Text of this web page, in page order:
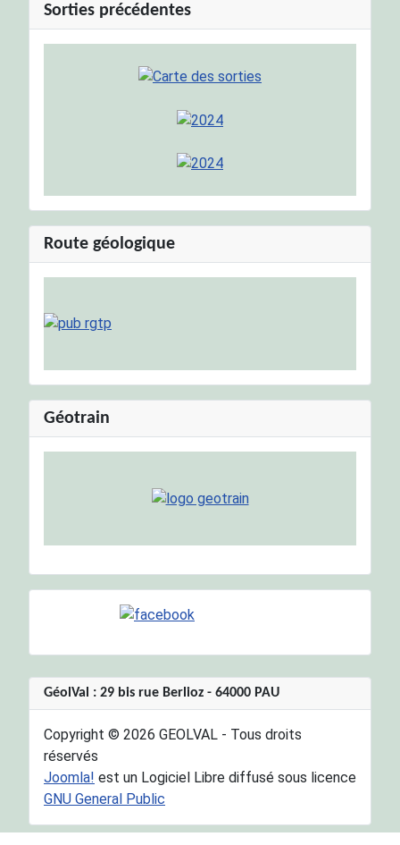
Sorties précédentes
Route géologique
Géotrain
GéolVal : 29 bis rue Berlioz - 64000 PAU
Copyright © 2026 GEOLVAL - Tous droits
réservés
Joomla! est un Logiciel Libre diffusé sous licence
GNU General Public